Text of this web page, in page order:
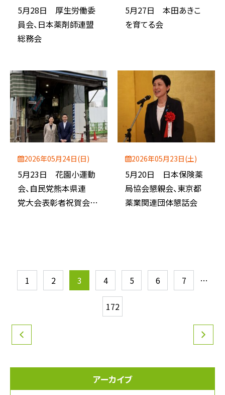
5月28日 厚生労働委
員会、日本薬剤師連盟
総務会
5月27日 本田あきこ
を育てる会
2026年05月24日(日)
5月23日 花園小運動
会、自民党熊本県連
党大会表彰者祝賀会、
2026年05月23日(土)
5月20日 日本保険薬
局協会懇親会、東京都
薬業関連団体懇話会
ペー
1 2 3 4 5 6 7 …
172
アーカイブ